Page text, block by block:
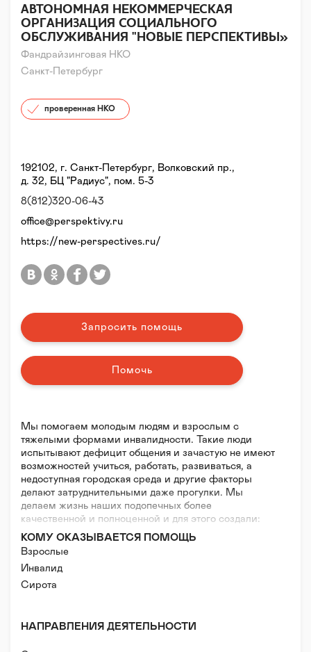
Фандрайзинговая НКО
АВТОНОМНАЯ НЕКОММЕРЧЕСКАЯ
ОРГАНИЗАЦИЯ СОЦИАЛЬНОГО
ОБСЛУЖИВАНИЯ "НОВЫЕ ПЕРСПЕКТИВЫ»
Санкт-Петербург
проверенная НКО
Мы помогаем молодым людям и взрослым с
тяжелыми формами инвалидности. Такие люди
испытывают дефицит общения и зачастую не имеют
возможностей учиться, работать, развиваться, а
недоступная городская среда и другие факторы
делают затруднительными даже прогулки. Мы
делаем жизнь наших подопечных более
качественной и полноценной и для этого создали:
ПРОГРАММУ ПОМОЩИ «ВЗРОСЛЫЕ ВНЕ
СЕМЬИ»
Ежедневно сотрудники организации и волонтёры
поддерживают 138 ребят с тяжёлой инвалидностью,
гигиеническими процедурами, гуляют, организуют
КОМУ ОКАЗЫВАЕТСЯ ПОМОЩЬ
Взрослые
Инвалид
Сирота
НАПРАВЛЕНИЯ ДЕЯТЕЛЬНОСТИ
192102, г. Санкт-Петербург, Волковский пр.,
д. 32, БЦ "Радиус", пом. 5-3
8(812)320-06-43
office@perspektivy.ru
https://new-perspectives.ru/
Запросить помощь
Помочь